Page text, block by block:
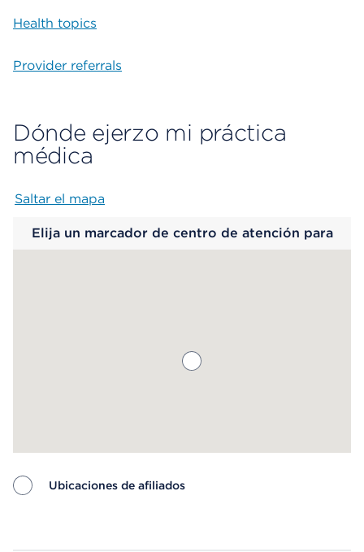
Health topics
Provider referrals
Dónde ejerzo mi práctica
médica
Saltar el mapa
Elija un marcador de centro de atención para
Ubicaciones de afiliados